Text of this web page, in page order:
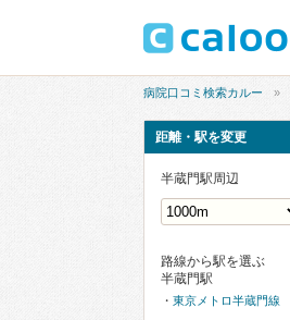
病院口コミ検索カルー
距離・駅を変更
半蔵門駅周辺
路線から駅を選ぶ
半蔵門駅
東京メトロ半蔵門線